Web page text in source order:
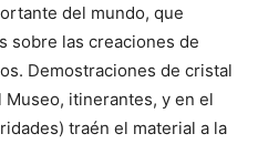
del mundo, que
sobre las creaciones de
Demostraciones de cristal
itinerantes, y en el
traén el material a la